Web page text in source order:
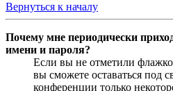
Вернуться к началу
Почему мне периодически
имени и пароля?
Если вы не отметили
вы сможете оставаться под
конференции только